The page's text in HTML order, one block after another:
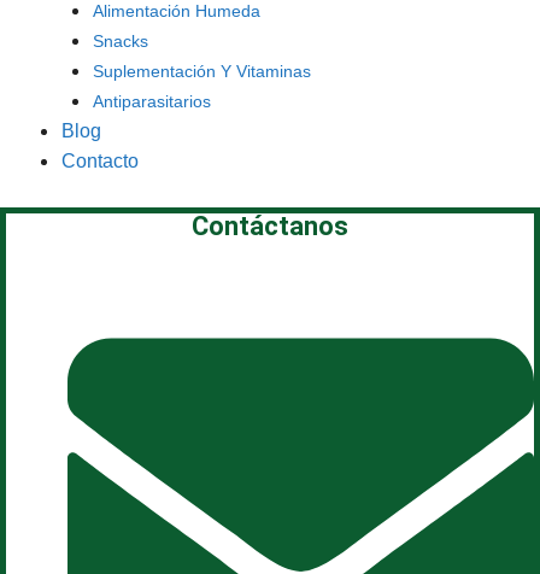
Alimentación Humeda
Snacks
Suplementación Y Vitaminas
Antiparasitarios
Blog
Contacto
Contáctanos